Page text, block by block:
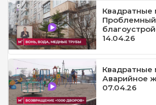
Квадратные
14.04.26
Квадратные
Аварийное
07.04.26